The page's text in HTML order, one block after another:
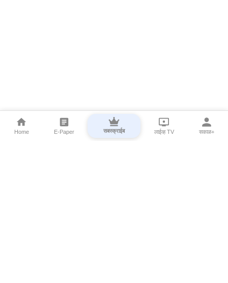
Home E-Paper सबस्क्राईब लाईव्ह TV सकाळ+